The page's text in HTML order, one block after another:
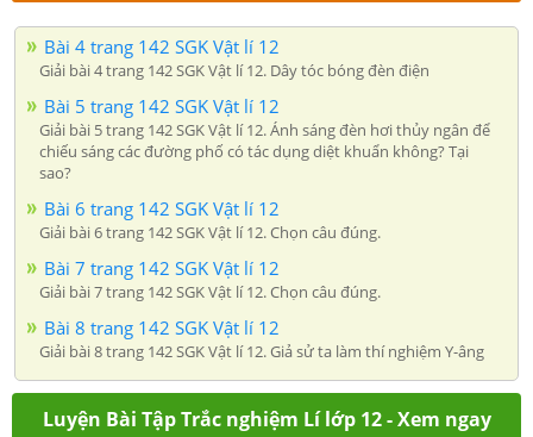
Bài 4 trang 142 SGK Vật lí 12
Giải bài 4 trang 142 SGK Vật lí 12. Dây tóc bóng đèn điện
Bài 5 trang 142 SGK Vật lí 12
Giải bài 5 trang 142 SGK Vật lí 12. Ánh sáng đèn hơi thủy ngân để
chiếu sáng các đường phố có tác dụng diệt khuẩn không? Tại
sao?
Bài 6 trang 142 SGK Vật lí 12
Giải bài 6 trang 142 SGK Vật lí 12. Chọn câu đúng.
Bài 7 trang 142 SGK Vật lí 12
Giải bài 7 trang 142 SGK Vật lí 12. Chọn câu đúng.
Bài 8 trang 142 SGK Vật lí 12
Giải bài 8 trang 142 SGK Vật lí 12. Giả sử ta làm thí nghiệm Y-âng
Luyện Bài Tập Trắc nghiệm Lí lớp 12 - Xem ngay